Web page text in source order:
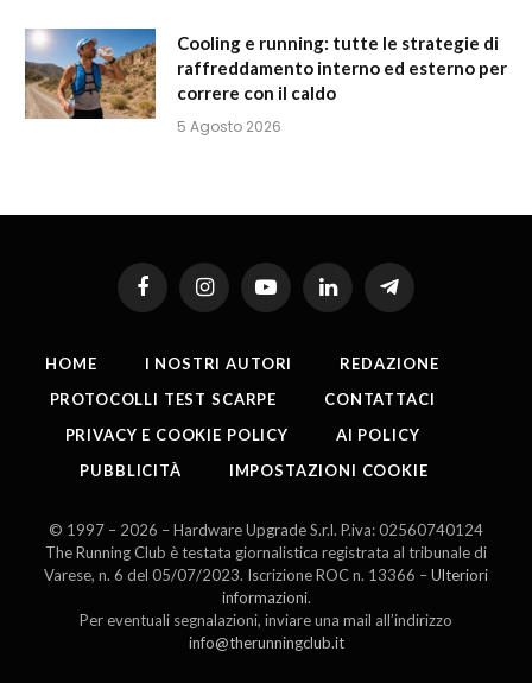
Cooling e running: tutte le strategie di
raffreddamento interno ed esterno per
correre con il caldo
5 Agosto 2026
FacebookInstagramYouTubeLinkedIn Telegram
HOME I NOSTRI AUTORI
REDAZIONE
PROTOCOLLI TEST SCARPE
CONTATTACI
PRIVACY E COOKIE POLICY
AI POLICY
PUBBLICITÀ
IMPOSTAZIONI COOKIE
© 1997 – 2026 – Hardware Upgrade S.r.l. P.iva: 02560740124
The Running Club è testata giornalistica registrata al tribunale di
Varese, n. 6 del 05/07/2023. Iscrizione ROC n. 13366 –Ulteriori
informazioni.
Per eventuali segnalazioni, inviare una mail all’indirizzo
info@therunningclub.it